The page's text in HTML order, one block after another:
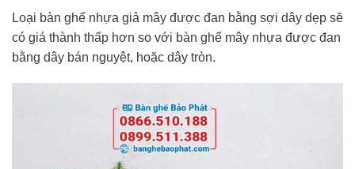
Loại bàn ghế nhựa giả mây được đan bằng sợi dây dẹp sẽ
có giá thành thấp hơn so với bàn ghế mây nhựa được đan
bằng dây bán nguyệt, hoặc dây tròn.